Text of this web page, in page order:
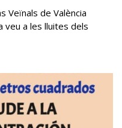
Veïnals de València
veu a les lluites dels